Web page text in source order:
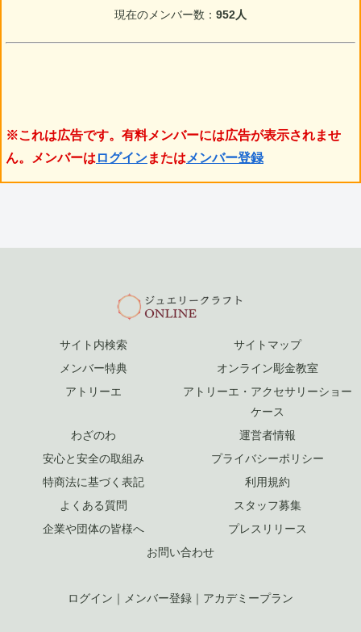
現在のメンバー数： 952人
※これは広告です。有料メンバーには広告が表示されませ
ん。メンバーはログインまたはメンバー登録
サイト内検索
サイトマップ
メンバー特典
オンライン彫金教室
アトリーエ
アトリーエ・アクセサリーショー
ケース
わざのわ
運営者情報
安心と安全の取組み
プライバシーポリシー
特商法に基づく表記
利用規約
よくある質問
スタッフ募集
企業や団体の皆様へ
プレスリリース
お問い合わせ
ログイン ｜ メンバー登録 ｜ アカデミープラン